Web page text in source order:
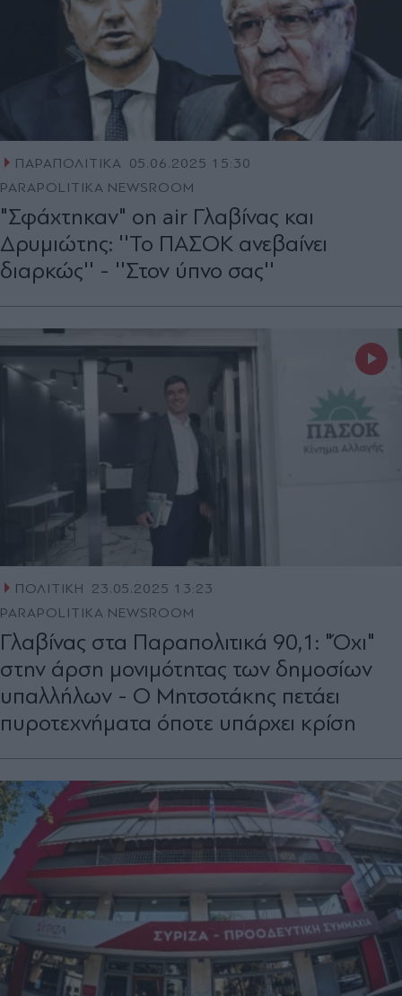
ΠΑΡΑΠΟΛΙΤΙΚΑ 05.06.2025 15:30
PARAPOLITIKA NEWSROOM
"Σφάχτηκαν" on air Γλαβίνας και
Δρυμιώτης: ''Το ΠΑΣΟΚ ανεβαίνει
διαρκώς'' - ''Στον ύπνο σας''
ΠΟΛΙΤΙΚΗ
23.05.2025 13:23
PARAPOLITIKA NEWSROOM
Γλαβίνας στα Παραπολιτικά 90,1: "Όχι"
στην άρση μονιμότητας των δημοσίων
υπαλλήλων - Ο Μητσοτάκης πετάει
πυροτεχνήματα όποτε υπάρχει κρίση